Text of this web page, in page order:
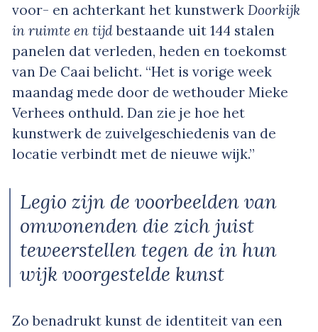
voor- en achterkant het kunstwerk Doorkijk
in ruimte en tijdbestaande uit 144 stalen
panelen dat verleden, heden en toekomst
van De Caai belicht. “Het is vorige week
maandag mede door de wethouder Mieke
Verhees onthuld. Dan zie je hoe het
kunstwerk de zuivelgeschiedenis van de
locatie verbindt met de nieuwe wijk.”
Legio zijn de voorbeelden van
omwonenden die zich juist
teweerstellen tegen de in hun
wijk voorgestelde kunst
Zo benadrukt kunst de identiteit van een